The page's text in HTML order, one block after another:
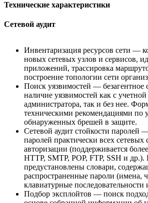
Технические характеристики
Сетевой аудит
Инвентаризация ресурсов сети —
новых сетевых узлов и сервисов,
приложений, трассировка
построение топологии сети
Поиск уязвимостей — безагентное
наличие уязвимостей как с
администратора, так и без нее.
техническими рекомендациями по
обнаруженных брешей в защите.
Сетевой аудит стойкости паролей
паролей практически всех
авторизации (поддерживается
HTTP, SMTP, POP, FTP, SSH и др.).
предустановлены словари,
распространенные пароли (имена,
клавиатурные последовательности
Подбор эксплойтов — поиск